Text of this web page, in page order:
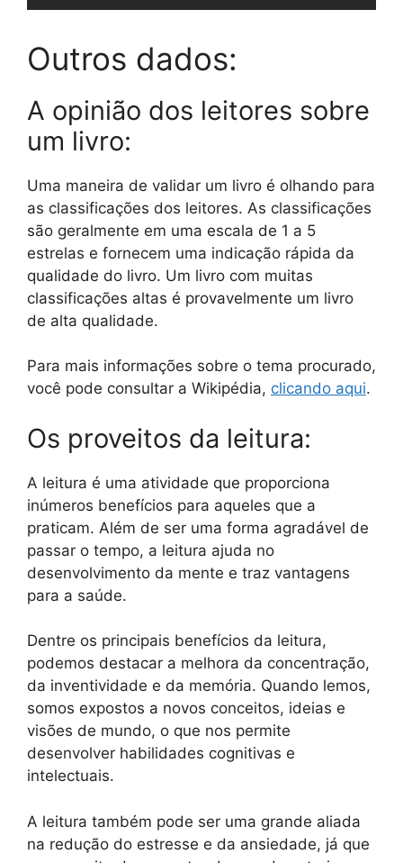
Outros dados:
A opinião dos leitores sobre
um livro:
Uma maneira de validar um livro é olhando para
as classificações dos leitores. As classificações
são geralmente em uma escala de 1 a 5
estrelas e fornecem uma indicação rápida da
qualidade do livro. Um livro com muitas
classificações altas é provavelmente um livro
de alta qualidade.
Para mais informações sobre o tema procurado,
você pode consultar a Wikipédia, clicando aqui.
Os proveitos da leitura:
A leitura é uma atividade que proporciona
inúmeros benefícios para aqueles que a
praticam. Além de ser uma forma agradável de
passar o tempo, a leitura ajuda no
desenvolvimento da mente e traz vantagens
para a saúde.
Dentre os principais benefícios da leitura,
podemos destacar a melhora da concentração,
da inventividade e da memória. Quando lemos,
somos expostos a novos conceitos, ideias e
visões de mundo, o que nos permite
desenvolver habilidades cognitivas e
intelectuais.
A leitura também pode ser uma grande aliada
na redução do estresse e da ansiedade, já que